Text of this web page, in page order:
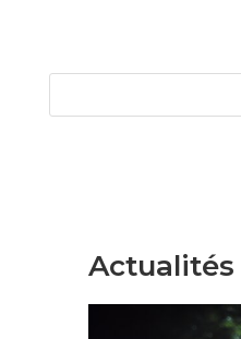
Actualités